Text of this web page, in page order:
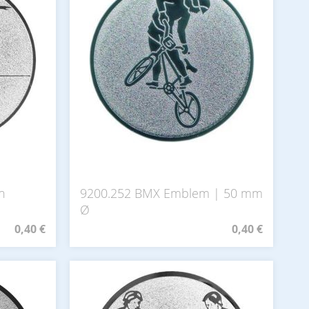
0,40 €
9200.252 BMX Emblem | 50 mm
Ø
0,40 €